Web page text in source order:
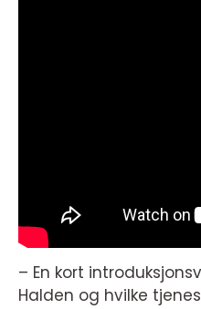
– En kort
Halden og hvilke